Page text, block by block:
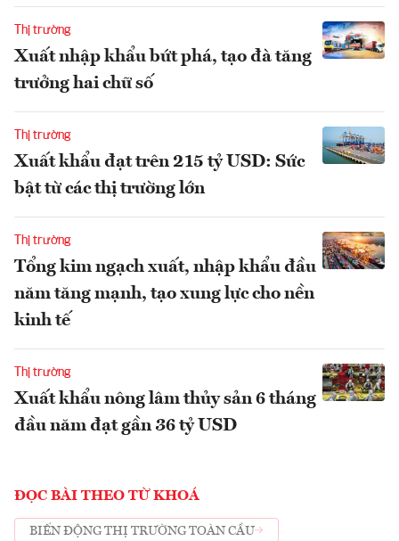
Thị trường
Xuất nhập khẩu bứt phá, tạo đà tăng
trưởng hai chữ số
Thị trường
Xuất khẩu đạt trên 215 tỷ USD: Sức
bật từ các thị trường lớn
Thị trường
Tổng kim ngạch xuất, nhập khẩu đầu
năm tăng mạnh, tạo xung lực cho nền
kinh tế
Thị trường
Xuất khẩu nông lâm thủy sản 6 tháng
đầu năm đạt gần 36 tỷ USD
ĐỌC BÀI THEO TỪ KHOÁ
BIẾN ĐỘNG THỊ TRƯỜNG TOÀN CẦU